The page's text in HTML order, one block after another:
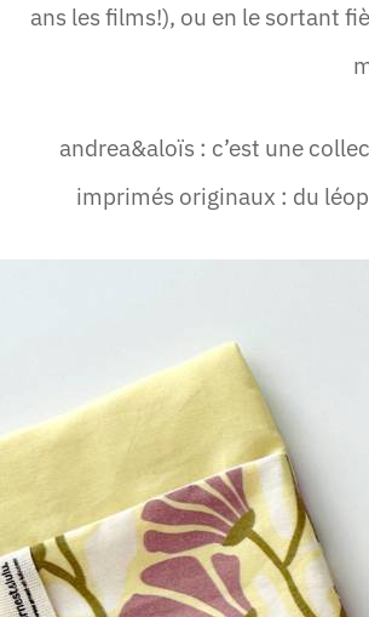
ans les films!), ou en le sortant
andrea&aloïs : c’est une
imprimés originaux : du